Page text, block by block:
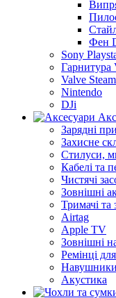
Фен
Sony
Гарнитура
Valve
Nintendo
DJi
Зарядні
Захисне
Стилуси,
Кабелі та
Чистячі
Зовнішні
Тримачі та
Airtag
Apple TV
Зовнішні
Ремінці
Навушники
Акустика